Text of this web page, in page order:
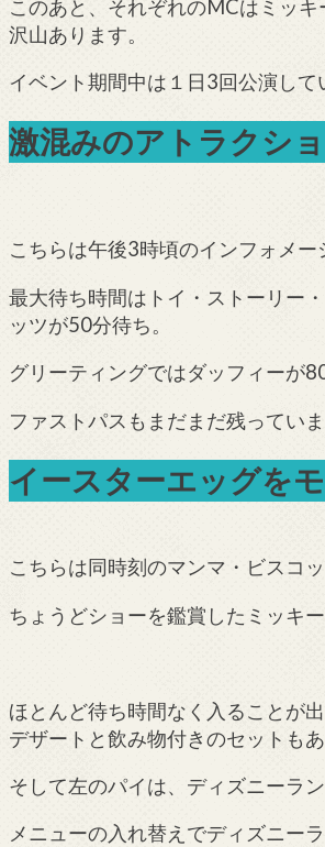
このあと、それぞれのMCはミッ
沢山あります。
イベント期間中は１日3回公演し
激混みのアトラクシ
こちらは午後3時頃のインフォメー
最大待ち時間はトイ・ストーリー
ッツが50分待ち。
グリーティングではダッフィーが
ファストパスもまだまだ残ってい
イースターエッグを
こちらは同時刻のマンマ・ビスコ
ちょうどショーを鑑賞したミッキ
ほとんど待ち時間なく入ることが
デザートと飲み物付きのセットもあ
そして左のパイは、ディズニーラ
メニューの入れ替えでディズニー